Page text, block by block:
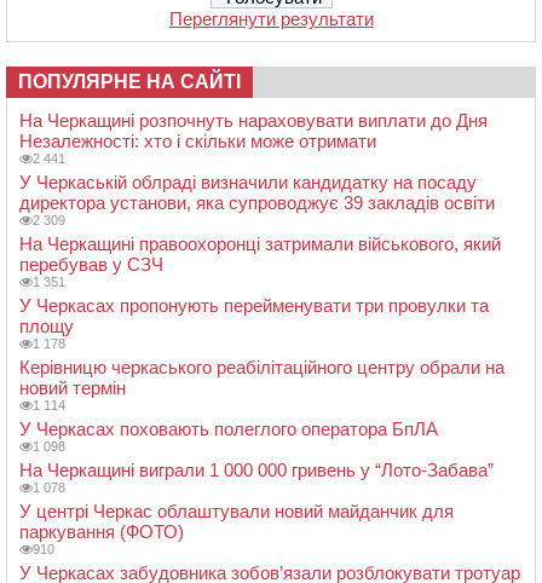
Переглянути результати
ПОПУЛЯРНЕ НА САЙТІ
На Черкащині розпочнуть нараховувати виплати до Дня
Незалежності: хто і скільки може отримати
2 441
У Черкаській облраді визначили кандидатку на посаду
директора установи, яка супроводжує 39 закладів освіти
2 309
На Черкащині правоохоронці затримали військового, який
перебував у СЗЧ
1 351
У Черкасах пропонують перейменувати три провулки та
площу
1 178
Керівницю черкаського реабілітаційного центру обрали на
новий термін
1 114
У Черкасах поховають полеглого оператора БпЛА
1 098
На Черкащині виграли 1 000 000 гривень у “Лото-Забава”
1 078
У центрі Черкас облаштували новий майданчик для
паркування (ФОТО)
910
У Черкасах забудовника зобов’язали розблокувати тротуар